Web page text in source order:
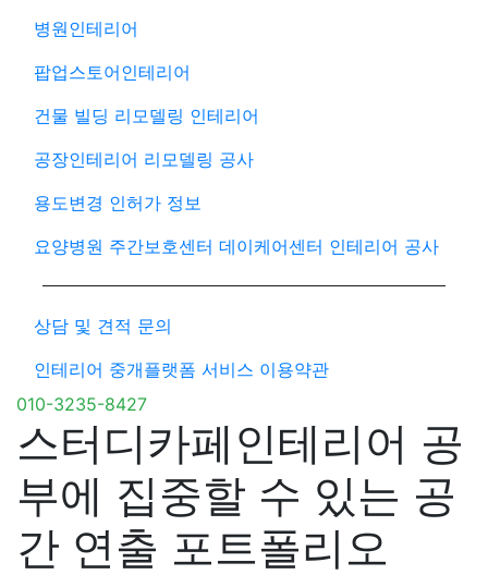
병원인테리어
팝업스토어인테리어
건물 빌딩 리모델링 인테리어
공장인테리어 리모델링 공사
용도변경 인허가 정보
요양병원 주간보호센터 데이케어센터 인테리어 공사
상담 및 견적 문의
인테리어 중개플랫폼 서비스 이용약관
010-3235-8427
스터디카페인테리어 공
부에 집중할 수 있는 공
간 연출 포트폴리오